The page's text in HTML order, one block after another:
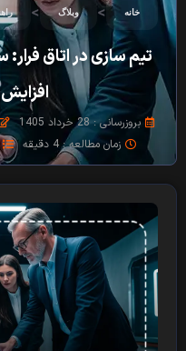
خانه > وبلاگ >
تیم سازی در اتاق فرار:
افزایش
بروزرسانی : 28 خرداد 1405
زمان مطالعه : 4 دقیقه